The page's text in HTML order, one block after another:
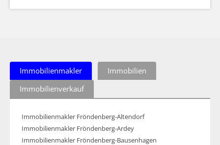
Immobilienmakler
Immobilien
Immobilienverkauf
Immobilienmakler Fröndenberg-Altendorf
Immobilienmakler Fröndenberg-Ardey
Immobilienmakler Fröndenberg-Bausenhagen